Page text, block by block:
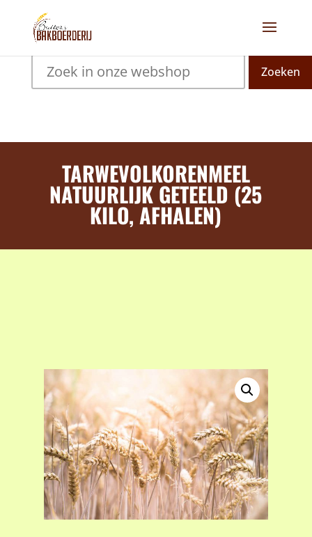
Zoeken
TARWEVOLKORENMEEL
NATUURLIJK GETEELD (25
KILO, AFHALEN)